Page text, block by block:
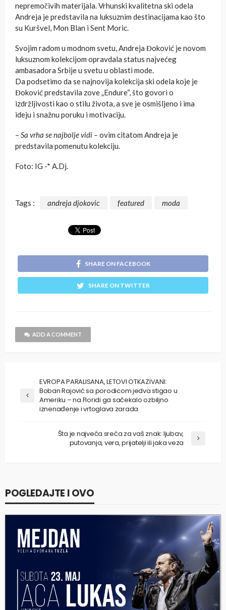
nepremočivih materijala. Vrhunski kvalitetna ski odela
Andreja je predstavila na luksuznim destinacijama kao što
su Kuršvel, Mon Blan i Sent Moric.
Svojim radom u modnom svetu, Andreja Đoković je novom
luksuznom kolekcijom opravdala status najvećeg
ambasadora Srbije u svetu u oblasti mode.
Da podsetimo da se najnovija kolekcija ski odela koje je
Đoković predstavila zove „Endure“, što govori o
izdržljivosti kao o stilu života, a sve je osmišljeno i ima
ideju i snažnu poruku i motivaciju.
– Sa vrha se najbolje vidi – ovim citatom Andreja je
predstavila pomenutu kolekciju.
Foto: IG -* A.Dj.
Tags : andreja djokovic featured moda
SHARE ON FACEBOOK
SHARE ON TWITTER
ADD A COMMENT
EVROPA PARALISANA, LETOVI OTKAZIVANI:
Boban Rajović sa porodicom jedva stigao u
Ameriku – na Floridi ga sačekalo ozbiljno
iznenađenje i vrtoglava zarada
Šta je najveća sreća za vaš znak: ljubav,
putovanja, vera, prijatelji ili jaka veza
POGLEDAJTE I OVO